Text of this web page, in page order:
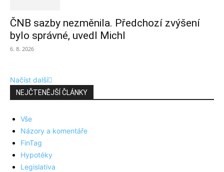
ČNB sazby nezměnila. Předchozí zvýšení
bylo správné, uvedl Michl
6. 8. 2026
Načíst další
NEJČTENĚJŠÍ ČLÁNKY
Vše
Názory a komentáře
FinTag
Hypotéky
Legislativa